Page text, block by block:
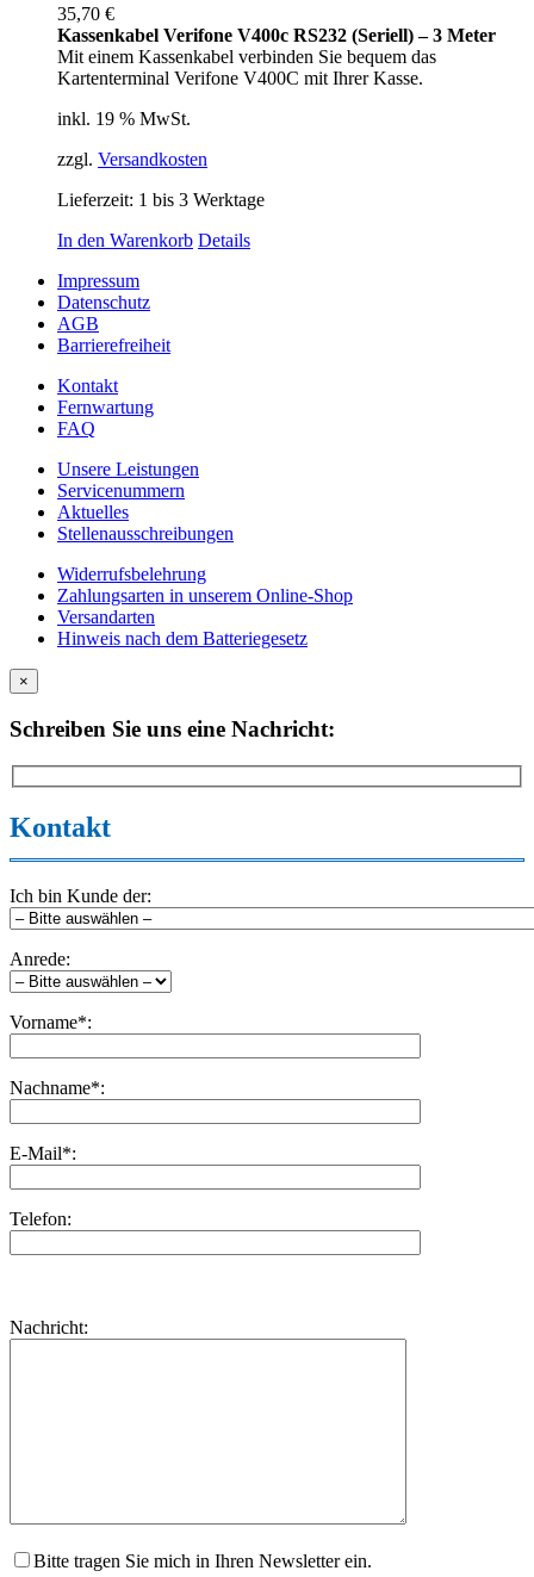
35,70 €
Kassenkabel Verifone V400c RS232 (Seriell) – 3 Meter
Mit einem Kassenkabel verbinden Sie bequem das
Kartenterminal Verifone V400C mit Ihrer Kasse.
inkl. 19 % MwSt.
zzgl. Versandkosten
Lieferzeit: 1 bis 3 Werktage
In den Warenkorb Details
Impressum
Datenschutz
AGB
Barrierefreiheit
Kontakt
Fernwartung
FAQ
Unsere Leistungen
Servicenummern
Aktuelles
Stellenausschreibungen
Widerrufsbelehrung
Zahlungsarten in unserem Online-Shop
Versandarten
Hinweis nach dem Batteriegesetz
×
Schreiben Sie uns eine Nachricht:
Kontakt
Ich bin Kunde der:
Anrede:
Vorname*:
Nachname*:
E-Mail*:
Telefon:
dieses
lasse
Nachricht:
Bitte tragen Sie mich in Ihren Newsletter ein.